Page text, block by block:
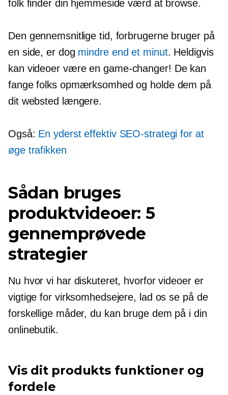
folk finder din hjemmeside værd at browse.
Den gennemsnitlige tid, forbrugerne bruger på
en side, er dog mindre end et minut. Heldigvis
kan videoer være en game-changer! De kan
fange folks opmærksomhed og holde dem på
dit websted længere.
Også: En yderst effektiv SEO-strategi for at
øge trafikken
Sådan bruges
produktvideoer: 5
gennemprøvede
strategier
Nu hvor vi har diskuteret, hvorfor videoer er
vigtige for virksomhedsejere, lad os se på de
forskellige måder, du kan bruge dem på i din
onlinebutik.
Vis dit produkts funktioner og
fordele